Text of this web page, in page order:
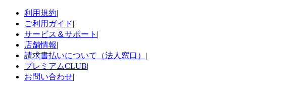
利用規約|
ご利用ガイド|
サービス＆サポート |
店舗情報|
請求書払いについて（法人窓口） |
プレミアムCLUB|
お問い合わせ|